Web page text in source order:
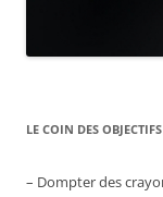
LE COIN DES
– Dompter des